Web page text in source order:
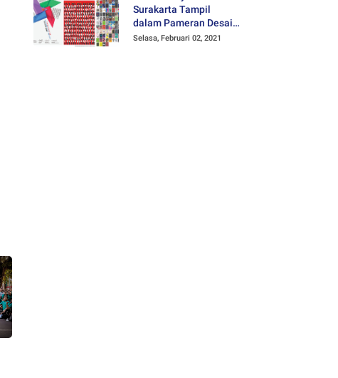
Surakarta Tampil
dalam Pameran Desain
Poster Internasional
Selasa, Februari 02, 2021